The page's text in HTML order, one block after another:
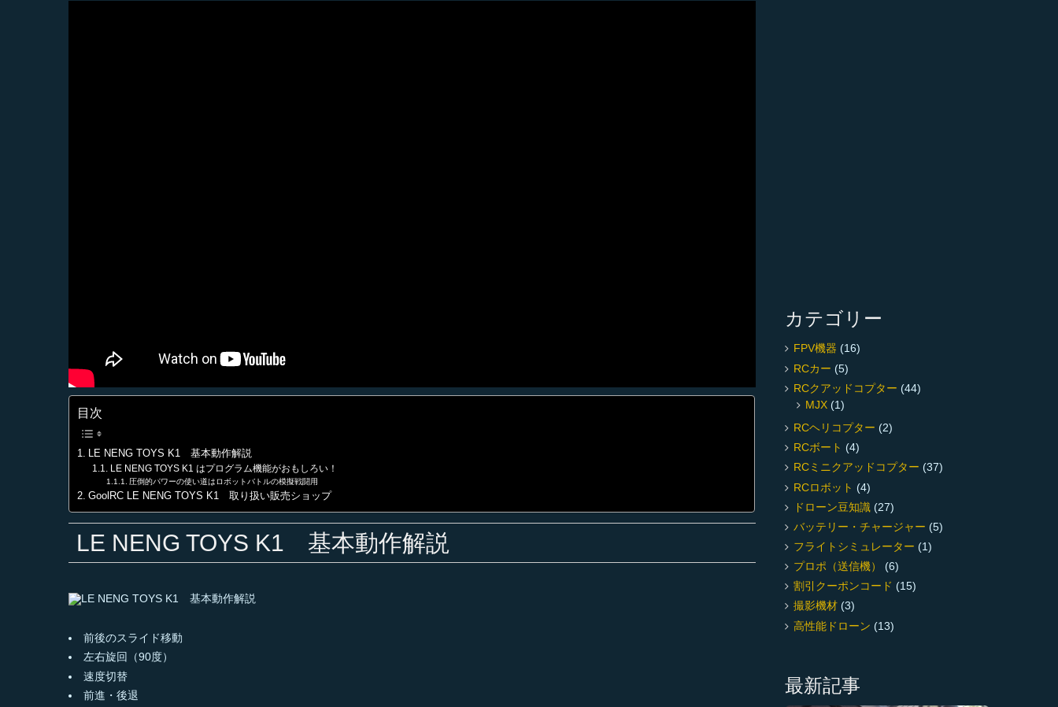
目次
LE NENG TOYS K1 基本動作解説
LE NENG TOYS K1 はプログラム機能がおもしろい！
圧倒的パワーの使い道はロボットバトルの模擬戦闘用
GoolRC LE NENG TOYS K1 取り扱い販売ショップ
LE NENG TOYS K1 基本動作解説
前後のスライド移動
左右旋回（90度）
速度切替
前進・後退
カテゴリー
FPV機器 (16)
RCカー (5)
RCクアッドコプター (44)
MJX(1)
RCヘリコプター (2)
RCボート (4)
RCミニクアッドコプター (37)
RCロボット (4)
ドローン豆知識(27)
バッテリー・チャージャー (5)
フライトシミュレーター (1)
プロポ（送信機）
(6)
割引クーポンコード (15)
撮影機材(3)
高性能ドローン (13)
最新記事